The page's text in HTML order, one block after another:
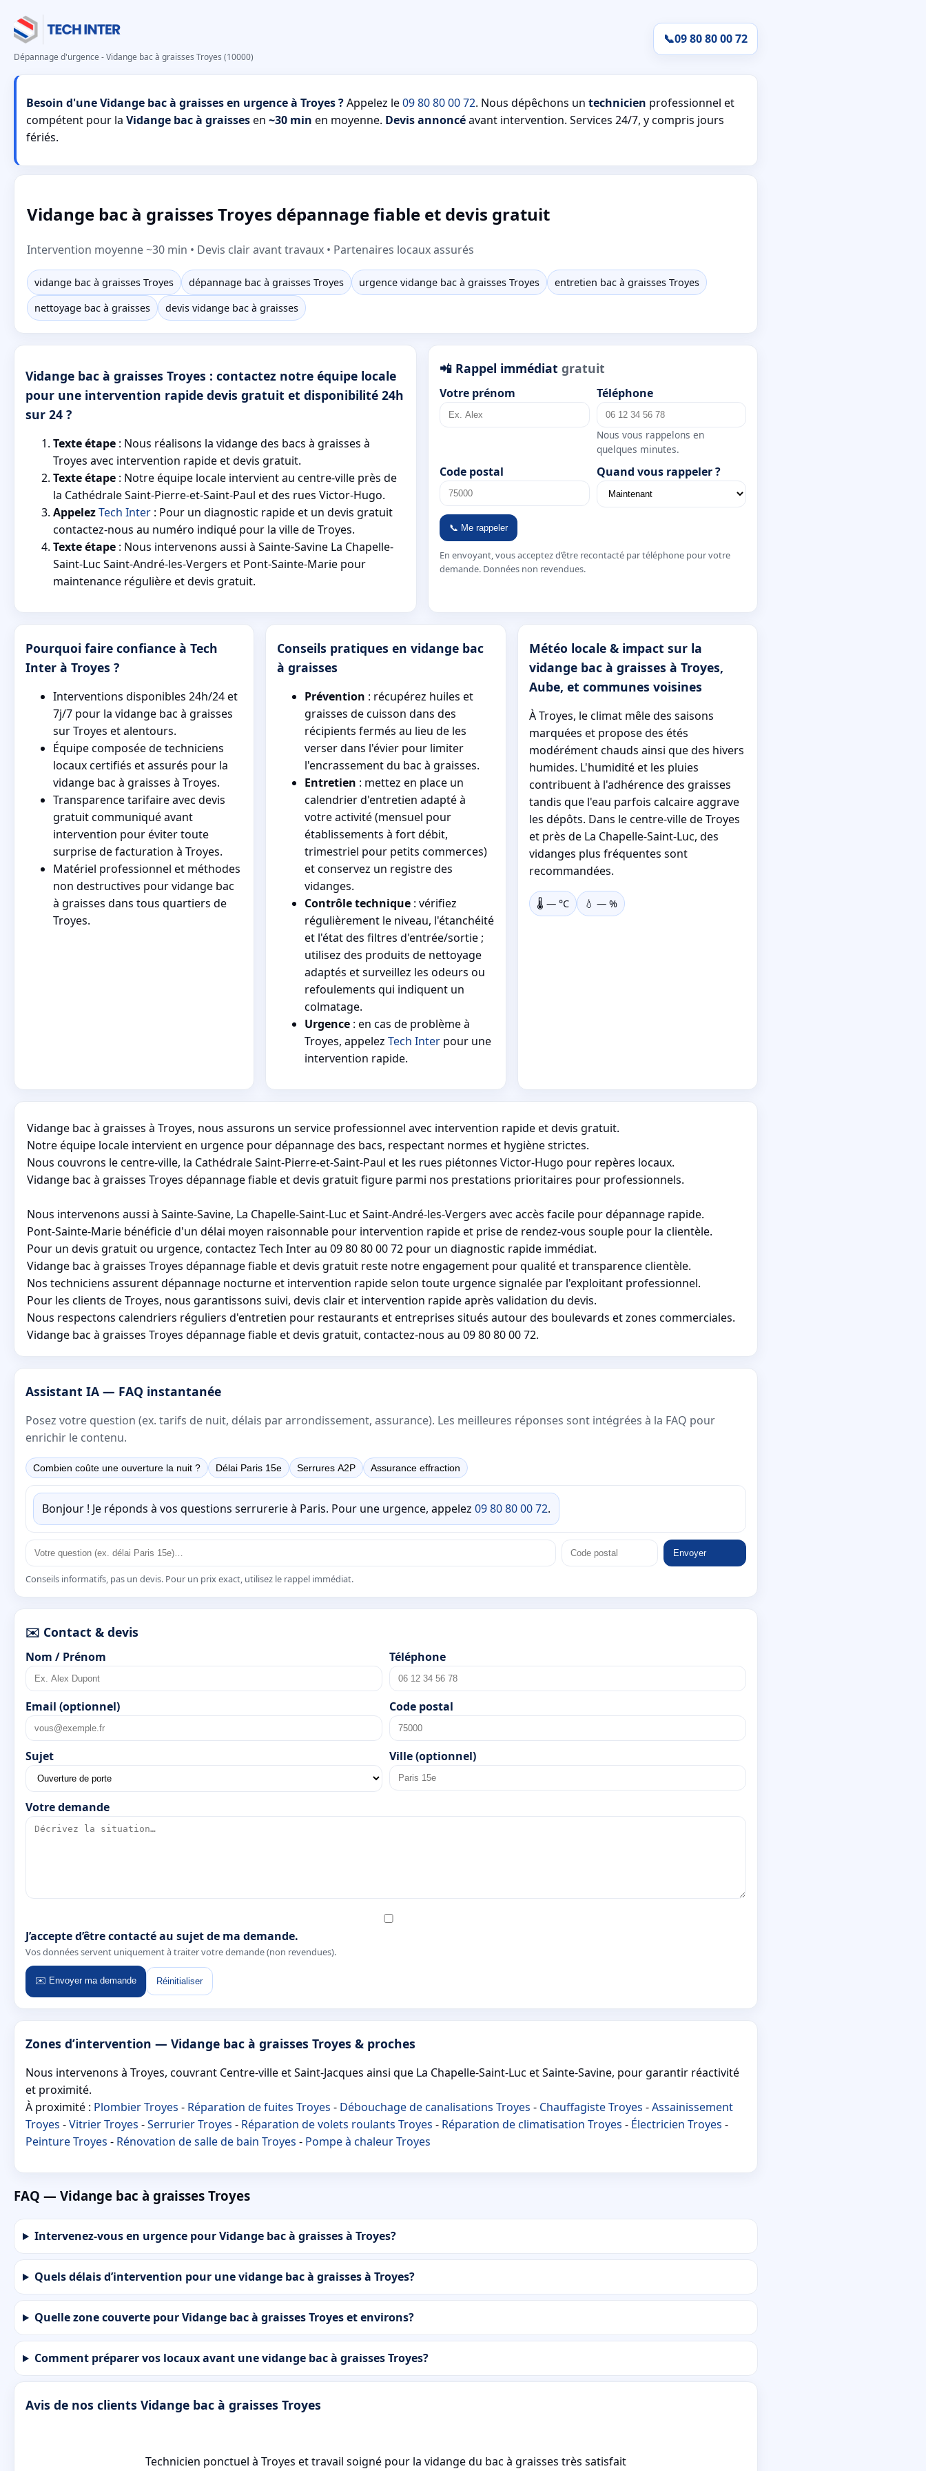
Dépannage d'urgence - Vidange bac à graisses Troyes (10000)
📞09 80 80 00 72
Besoin d'une Vidange bac à graisses en urgence à Troyes ?Appelez le09 80 80 00 72. Nous dépêchons un technicien professionnel et
compétent pour la Vidange bac à graissesen ~30 min en moyenne. Devis annoncéavant intervention. Services 24/7, y compris jours
fériés.
Vidange bac à graisses Troyes dépannage fiable et devis gratuit
Intervention moyenne ~30 min • Devis clair avant travaux • Partenaires locaux assurés
vidange bac à graisses Troyes dépannage bac à graisses Troyes urgence vidange bac à graisses Troyes
entretien bac à graisses Troyes
nettoyage bac à graisses
devis vidange bac à graisses
Vidange bac à graisses Troyes : contactez notre équipe locale
pour une intervention rapide devis gratuit et disponibilité 24h
sur 24 ?
Texte étape : Nous réalisons la vidange des bacs à graisses à
Troyes avec intervention rapide et devis gratuit.
Texte étape : Notre équipe locale intervient au centre-ville près de
la Cathédrale Saint-Pierre-et-Saint-Paul et des rues Victor-Hugo.
AppelezTech Inter : Pour un diagnostic rapide et un devis gratuit
contactez-nous au numéro indiqué pour la ville de Troyes.
Texte étape : Nous intervenons aussi à Sainte-Savine La Chapelle-
Saint-Luc Saint-André-les-Vergers et Pont-Sainte-Marie pour
maintenance régulière et devis gratuit.
📲 Rappel immédiatgratuit
Votre prénom Téléphone
Nous vous rappelons en
quelques minutes.
Code postal Quand vous rappeler ?
📞 Me rappeler
En envoyant, vous acceptez d’être recontacté par téléphone pour votre
demande. Données non revendues.
Pourquoi faire confiance à Tech
Inter à Troyes ?
Interventions disponibles 24h/24 et
7j/7 pour la vidange bac à graisses
sur Troyes et alentours.
Équipe composée de techniciens
locaux certifiés et assurés pour la
vidange bac à graisses à Troyes.
Transparence tarifaire avec devis
gratuit communiqué avant
intervention pour éviter toute
surprise de facturation à Troyes.
Matériel professionnel et méthodes
non destructives pour vidange bac
à graisses dans tous quartiers de
Troyes.
Conseils pratiques en vidange bac
à graisses
Prévention : récupérez huiles et
graisses de cuisson dans des
récipients fermés au lieu de les
verser dans l'évier pour limiter
l'encrassement du bac à graisses.
Entretien : mettez en place un
calendrier d'entretien adapté à
votre activité (mensuel pour
établissements à fort débit,
trimestriel pour petits commerces)
et conservez un registre des
vidanges.
Contrôle technique : vérifiez
régulièrement le niveau, l'étanchéité
et l'état des filtres d'entrée/sortie ;
utilisez des produits de nettoyage
adaptés et surveillez les odeurs ou
refoulements qui indiquent un
colmatage.
Urgence : en cas de problème à
Troyes, appelezTech Inter pour une
intervention rapide.
Météo locale & impact sur la
vidange bac à graisses à Troyes,
Aube, et communes voisines
À Troyes, le climat mêle des saisons
marquées et propose des étés
modérément chauds ainsi que des hivers
humides. L'humidité et les pluies
contribuent à l'adhérence des graisses
tandis que l'eau parfois calcaire aggrave
les dépôts. Dans le centre-ville de Troyes
et près de La Chapelle-Saint-Luc, des
vidanges plus fréquentes sont
recommandées.
🌡️ —°C 💧 —%
Vidange bac à graisses à Troyes, nous assurons un service professionnel avec intervention rapide et devis gratuit.
Notre équipe locale intervient en urgence pour dépannage des bacs, respectant normes et hygiène strictes.
Nous couvrons le centre-ville, la Cathédrale Saint-Pierre-et-Saint-Paul et les rues piétonnes Victor-Hugo pour repères locaux.
Vidange bac à graisses Troyes dépannage fiable et devis gratuit figure parmi nos prestations prioritaires pour professionnels.
Nous intervenons aussi à Sainte-Savine, La Chapelle-Saint-Luc et Saint-André-les-Vergers avec accès facile pour dépannage rapide.
Pont-Sainte-Marie bénéficie d'un délai moyen raisonnable pour intervention rapide et prise de rendez-vous souple pour la clientèle.
Pour un devis gratuit ou urgence, contactez Tech Inter au 09 80 80 00 72 pour un diagnostic rapide immédiat.
Vidange bac à graisses Troyes dépannage fiable et devis gratuit reste notre engagement pour qualité et transparence clientèle.
Nos techniciens assurent dépannage nocturne et intervention rapide selon toute urgence signalée par l'exploitant professionnel.
Pour les clients de Troyes, nous garantissons suivi, devis clair et intervention rapide après validation du devis.
Nous respectons calendriers réguliers d'entretien pour restaurants et entreprises situés autour des boulevards et zones commerciales.
Vidange bac à graisses Troyes dépannage fiable et devis gratuit, contactez-nous au 09 80 80 00 72.
Assistant IA — FAQ instantanée
Posez votre question (ex. tarifs de nuit, délais par arrondissement, assurance). Les meilleures réponses sont intégrées à la FAQ pour
enrichir le contenu.
Combien coûte une ouverture la nuit ? Délai Paris 15e Serrures A2P Assurance effraction
Bonjour ! Je réponds à vos questions serrurerie à Paris. Pour une urgence, appelez 09 80 80 00 72.
Envoyer
Conseils informatifs, pas un devis. Pour un prix exact, utilisez le rappel immédiat.
✉️ Contact & devis
Nom / Prénom Téléphone
Email (optionnel) Code postal
Sujet Ville (optionnel)
Votre demande
J’accepte d’être contacté au sujet de ma demande.
Vos données servent uniquement à traiter votre demande (non revendues).
✉️ Envoyer ma demande Réinitialiser
Zones d’intervention — Vidange bac à graisses Troyes & proches
Nous intervenons à Troyes, couvrant Centre‑ville et Saint‑Jacques ainsi que La Chapelle‑Saint‑Luc et Sainte‑Savine, pour garantir réactivité
et proximité.
À proximité : Plombier Troyes - Réparation de fuites Troyes - Débouchage de canalisations Troyes - Chauffagiste Troyes -Assainissement
Troyes -Vitrier Troyes -Serrurier Troyes - Réparation de volets roulants Troyes - Réparation de climatisation Troyes - Électricien Troyes -
Peinture Troyes - Rénovation de salle de bain Troyes - Pompe à chaleur Troyes
FAQ — Vidange bac à graisses Troyes
Intervenez-vous en urgence pour Vidange bac à graisses à Troyes?
Quels délais d’intervention pour une vidange bac à graisses à Troyes?
Quelle zone couverte pour Vidange bac à graisses Troyes et environs?
Comment préparer vos locaux avant une vidange bac à graisses Troyes?
Avis de nos clients Vidange bac à graisses Troyes
Technicien ponctuel à Troyes et travail soigné pour la vidange du bac à graisses très satisfait